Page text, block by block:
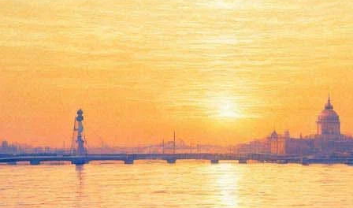
14:50:
Завершаются съемки сериала "Распутин" с Машковым в
главной роли
14:33:
Фестиваль «Мариинский» начнется с премьеры "Сильвии"
Петербургские певцы споют на премьере в Метрополитен
опера
В Петербурге отметят День памяти Пушкина
Архив предыдущих материалов